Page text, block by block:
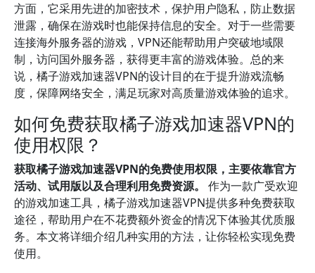
方面，它采用先进的加密技术，保护用户隐私，防止数据
泄露，确保在游戏时也能保持信息的安全。对于一些需要
连接海外服务器的游戏，VPN还能帮助用户突破地域限
制，访问国外服务器，获得更丰富的游戏体验。总的来
说，橘子游戏加速器VPN的设计目的在于提升游戏流畅
度，保障网络安全，满足玩家对高质量游戏体验的追求。
如何免费获取橘子游戏加速器VPN的
使用权限？
获取橘子游戏加速器VPN的免费使用权限，主要依靠官方
活动、试用版以及合理利用免费资源。
作为一款广受欢迎
的游戏加速工具，橘子游戏加速器VPN提供多种免费获取
途径，帮助用户在不花费额外资金的情况下体验其优质服
务。本文将详细介绍几种实用的方法，让你轻松实现免费
使用。